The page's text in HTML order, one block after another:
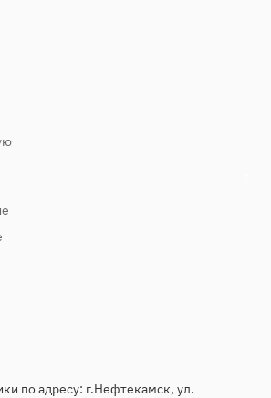
по адресу: г.Нефтекамск, ул.